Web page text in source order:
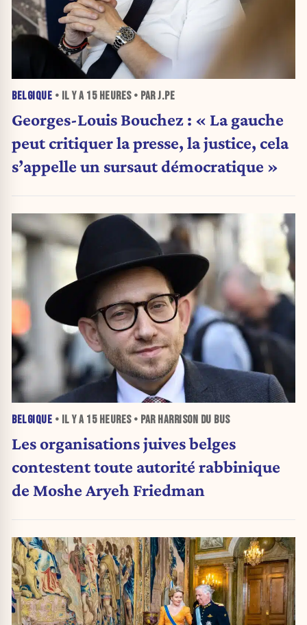
BELGIQUE • IL Y A 15 HEURES• PAR J.PE
Georges-Louis Bouchez : « La gauche
peut critiquer la presse, la justice, cela
s’appelle un sursaut démocratique »
BELGIQUE • IL Y A 15 HEURES• PAR HARRISON DU BUS
Les organisations juives belges
contestent toute autorité rabbinique
de Moshe Aryeh Friedman